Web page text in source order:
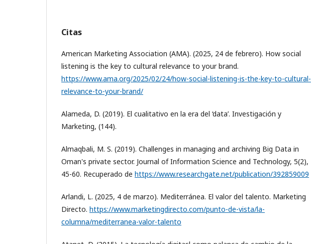
Citas
American Marketing Association (AMA). (2025, 24 de febrero). How social
listening is the key to cultural relevance to your brand.
https://www.ama.org/2025/02/24/how-social-listening-is-the-key-to-cultural-
relevance-to-your-brand/
Alameda, D. (2019). El cualitativo en la era del ‘data’. Investigación y
Marketing, (144).
Almaqbali, M. S. (2019). Challenges in managing and archiving Big Data in
Oman's private sector. Journal of Information Science and Technology, 5(2),
45-60. Recuperado de https://www.researchgate.net/publication/392859009
Arlandi, L. (2025, 4 de marzo). Mediterránea. El valor del talento. Marketing
Directo. https://www.marketingdirecto.com/punto-de-vista/la-
columna/mediterranea-valor-talento